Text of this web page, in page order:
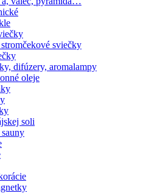
sviečky
difúzery, aromalampy
oleje
soli